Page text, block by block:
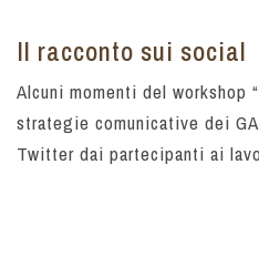
Il racconto sui social
Alcuni momenti del workshop
strategie comunicative dei
Twitter dai partecipanti ai